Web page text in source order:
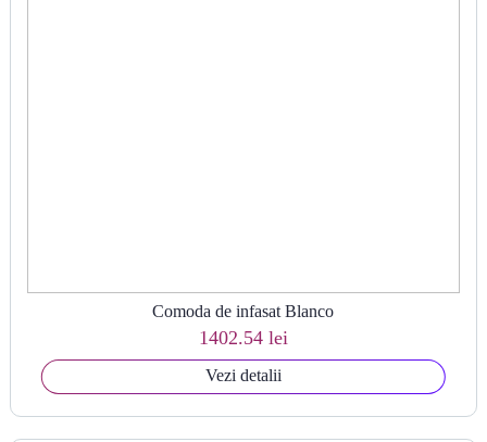
Comoda de infasat Blanco
1402.54 lei
Vezi detalii